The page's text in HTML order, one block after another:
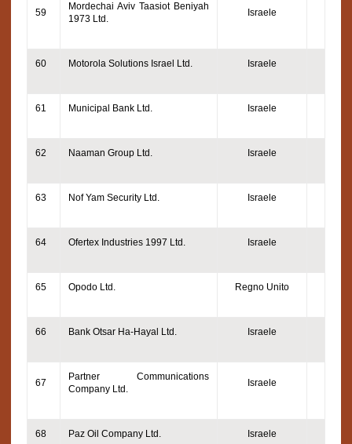
59
Mordechai Aviv Taasiot Beniyah
1973 Ltd.
Israele
60 Motorola Solutions Israel Ltd. Israele
61 Municipal Bank Ltd. Israele
62 Naaman Group Ltd. Israele
63 Nof Yam Security Ltd. Israele
64 Ofertex Industries 1997 Ltd. Israele
65 Opodo Ltd. Regno Unito
66 Bank Otsar Ha-Hayal Ltd. Israele
67
Partner Communications
Company Ltd.
Israele
68 Paz Oil Company Ltd. Israele